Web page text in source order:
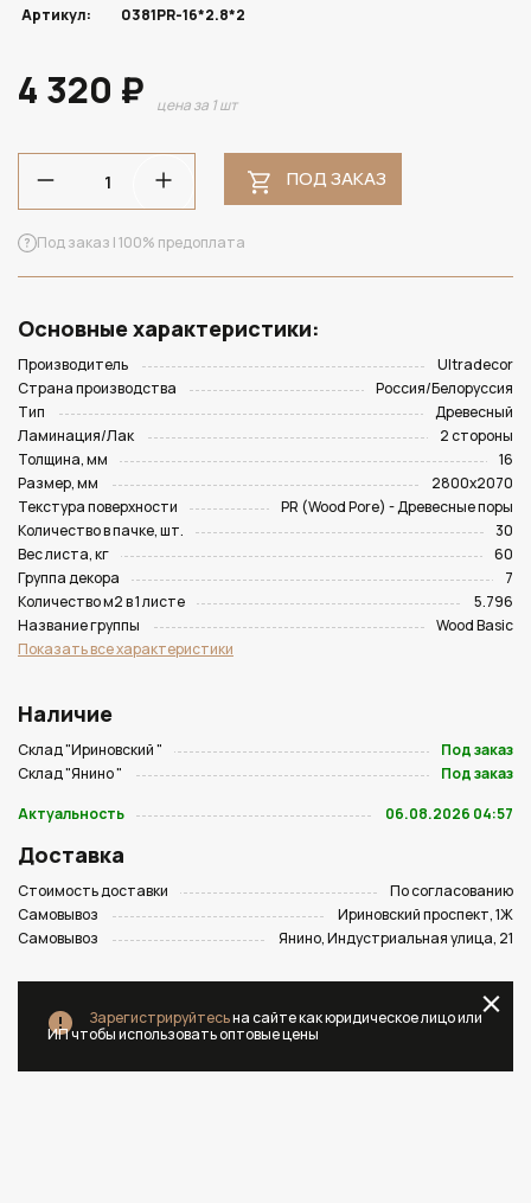
Артикул:
0381PR-16*2.8*2
4 320 ₽ цена за 1 шт
ПОД ЗАКАЗ
Под заказ | 100% предоплата
Основные характеристики:
Производитель
Ultradecor
Страна производства
Россия/Белоруссия
Тип
Древесный
Ламинация/Лак
2 стороны
Толщина, мм
16
Размер, мм
2800х2070
Текстура поверхности
PR (Wood Pore) - Древесные поры
Количество в пачке, шт.
30
Вес листа, кг
60
Группа декора
7
Количество м2 в 1 листе
5.796
Название группы
Wood Basic
Показать все характеристики
Наличие
Склад "Ириновский "
Под заказ
Склад "Янино "
Под заказ
Актуальность
06.08.2026 04:57
Доставка
Стоимость доставки
По согласованию
Самовывоз
Ириновский проспект, 1Ж
Самовывоз
Янино, Индустриальная улица, 21
Зарегистрируйтесьна сайте как юридическое лицо или
ИП чтобы использовать оптовые цены